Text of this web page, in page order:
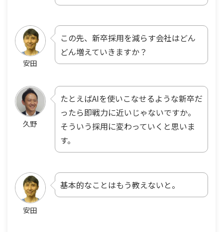
安田
この先、新卒採用を減らす会社はどん
どん増えていきますか？
久野
たとえばAIを使いこなせるような新卒だ
ったら即戦力に近いじゃないですか。
そういう採用に変わっていくと思いま
す。
安田
基本的なことはもう教えないと。